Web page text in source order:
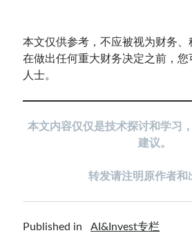
本文仅供参考，不应被视为财务、
在做出任何重大财务决定之前，您
人士。
本文内容仅仅是技术探讨和学习
建议。
转发请注明原作者和
Published in AI&Invest专栏